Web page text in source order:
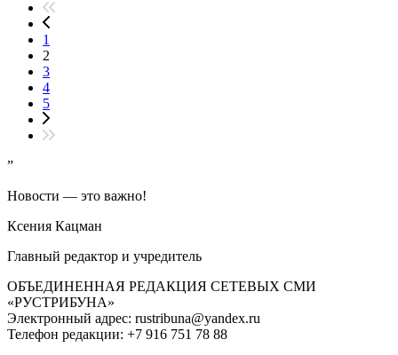
1
2
3
4
5
”
Новости — это важно!
Ксения Кацман
Главный редактор и учредитель
ОБЪЕДИНЕННАЯ РЕДАКЦИЯ СЕТЕВЫХ СМИ
«РУСТРИБУНА»
Электронный адрес: rustribuna@yandex.ru
Телефон редакции: +7 916 751 78 88